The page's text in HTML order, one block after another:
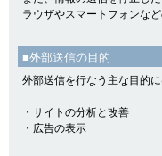
ラウザやスマートフォンな
■外部送信の目的
外部送信を行なう主な目的
・サイトの分析と改善
・広告の表示